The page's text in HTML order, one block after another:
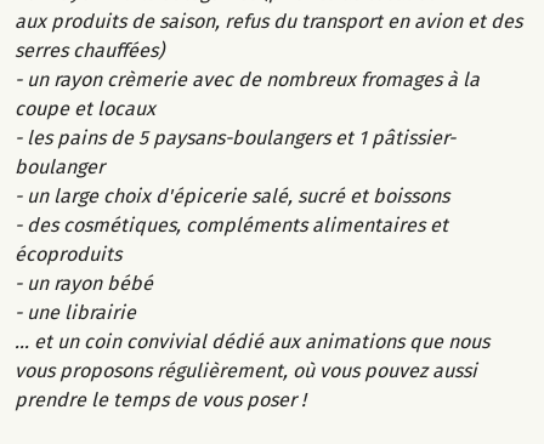
aux produits de saison, refus du transport en avion et des
serres chauffées)
- un rayon crèmerie avec de nombreux fromages à la
coupe et locaux
- les pains de 5 paysans-boulangers et 1 pâtissier-
boulanger
- un large choix d'épicerie salé, sucré et boissons
- des cosmétiques, compléments alimentaires et
écoproduits
- un rayon bébé
- une librairie
... et un coin convivial dédié aux animations que nous
vous proposons régulièrement, où vous pouvez aussi
prendre le temps de vous poser !